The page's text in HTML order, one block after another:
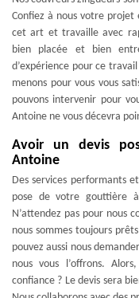
Confiez à nous votre
cet art et travaille avec
bien placée et bien
d’expérience pour ce
menons pour vous vous
pouvons intervenir pour
Antoine ne vous décevra
Avoir un devis
Antoine
Des services performants
pose de votre gouttière
N’attendez pas pour nous
nous sommes toujours
pouvez aussi nous
nous vous l’offrons.
confiance ? Le devis sera